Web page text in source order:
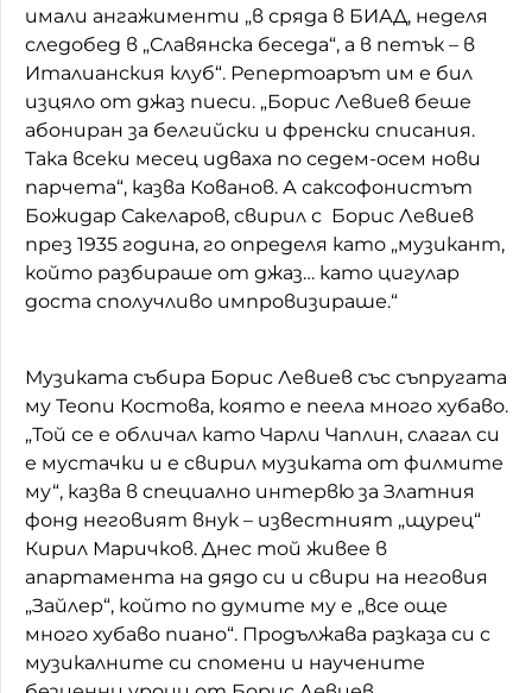
имали ангажименти „в сряда в БИАД, неделя
следобед в „Славянска беседа“, а в петък – в
Италианския клуб“. Репертоарът им е бил
изцяло от джаз пиеси. „Борис Левиев беше
абониран за белгийски и френски списания.
Така всеки месец идваха по седем-осем нови
парчета“, казва Кованов. А саксофонистът
Божидар Сакеларов, свирил с Борис Левиев
през 1935 година, го определя като „музикант,
който разбираше от джаз… като цигулар
доста сполучливо импровизираше.“
Музиката събира Борис Левиев със съпругата
му Теопи Костова, която е пеела много хубаво.
„Той се е обличал като Чарли Чаплин, слагал си
е мустачки и е свирил музиката от филмите
му“, казва в специално интервю за Златния
фонд неговият внук – известният „щурец“
Кирил Маричков. Днес той живее в
апартамента на дядо си и свири на неговия
„Зайлер“, който по думите му е „все още
много хубаво пиано“. Продължава разказа си с
музикалните си спомени и научените